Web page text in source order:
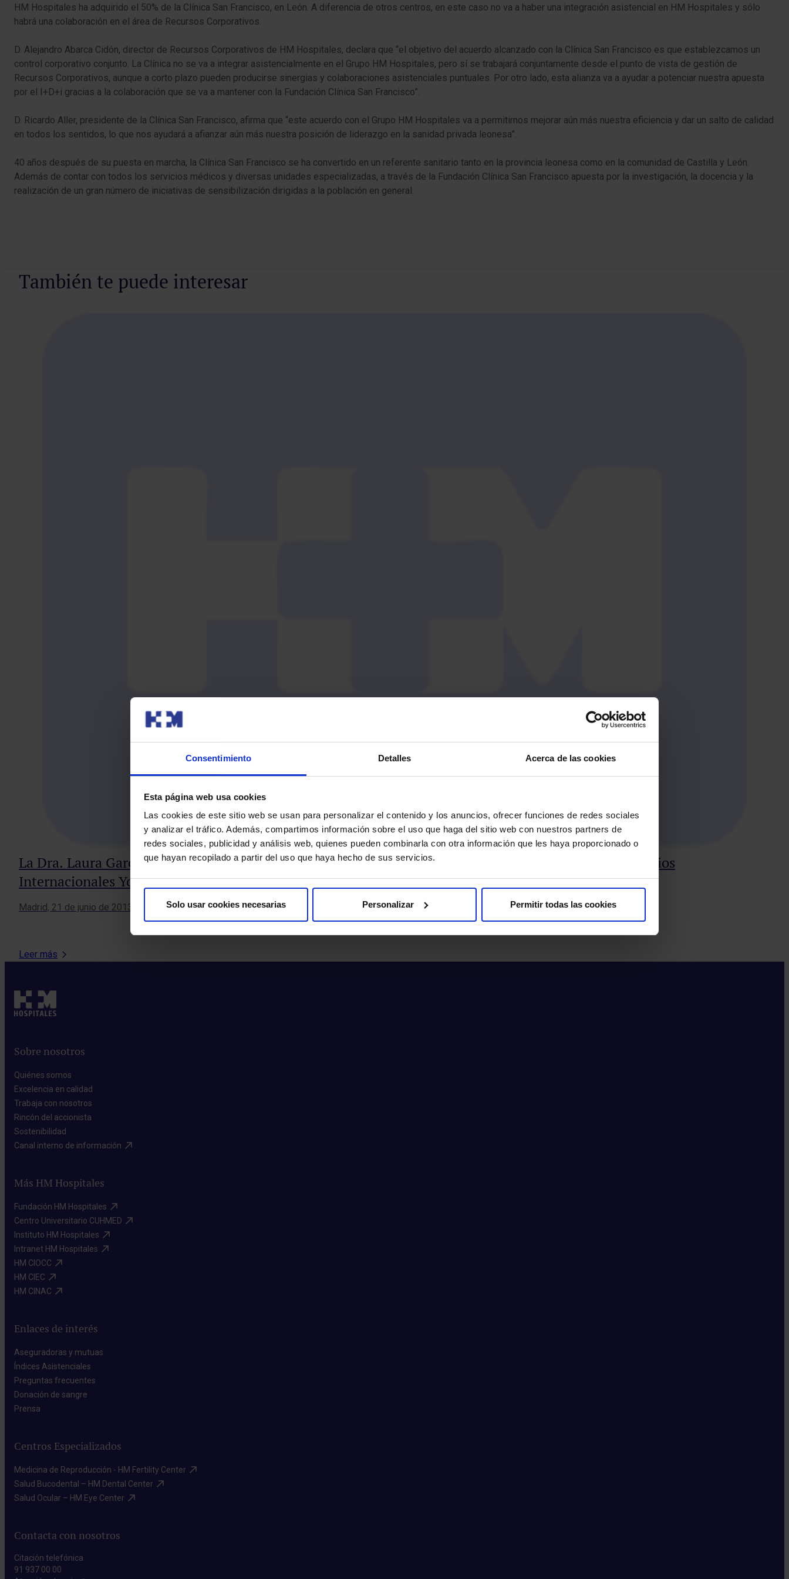
Consentimiento Detalles Acerca de las cookies
Esta página web usa cookies
Las cookies de este sitio web se usan para personalizar el contenido y los anuncios, ofrecer funciones de redes sociales
y analizar el tráfico. Además, compartimos información sobre el uso que haga del sitio web con nuestros partners de
redes sociales, publicidad y análisis web, quienes pueden combinarla con otra información que les haya proporcionado o
que hayan recopilado a partir del uso que haya hecho de sus servicios.
Solo usar cookies necesarias Personalizar Permitir todas las cookies
HM Hospitales ha adquirido el 50% de la Clínica San Francisco, en León. A diferencia de otros centros, en este caso no va a haber una integración asistencial en HM Hospitales y sólo
habrá una colaboración en el área de Recursos Corporativos.
​​D. Alejandro Abarca Cidón, director de Recursos Corporativos de HM Hospitales, declara que “el objetivo del acuerdo alcanzado con la Clínica San Francisco es que establezcamos un
control corporativo conjunto. La Clínica no se va a integrar asistencialmente en el Grupo HM Hospitales, pero sí se trabajará conjuntamente desde el punto de vista de gestión de
Recursos Corporativos, aunque a corto plazo pueden producirse sinergias y colaboraciones asistenciales puntuales. Por otro lado, esta alianza va a ayudar a potenciar nuestra apuesta
por el I+D+i gracias a la colaboración que se va a mantener con la Fundación Clínica San Francisco”.
D. Ricardo Aller, presidente de la Clínica San Francisco, afirma que “este acuerdo con el Grupo HM Hospitales va a permitirnos mejorar aún más nuestra eficiencia y dar un salto de calidad
en todos los sentidos, lo que nos ayudará a afianzar aún más nuestra posición de liderazgo en la sanidad privada leonesa”.
40 años después de su puesta en marcha, la Clínica San Francisco se ha convertido en un referente sanitario tanto en la provincia leonesa como en la comunidad de Castilla y León.
Además de contar con todos los servicios médicos y diversas unidades especializadas, a través de la Fundación Clínica San Francisco apuesta por la investigación, la docencia y la
realización de un gran número de iniciativas de sensibilización dirigidas a la población en general.
También te puede interesar
La Dra. Laura García Estévez, Directora de la Unidad de Mama del CIOCC, galardonada en los VIII Premios
Internacionales Yo Dona por su labor profesional
Madrid, 21 de junio de 2013. La Dra. Laura García Estévez, directora de la Unidad de Mama del Centro Integral Oncológico…
Leer más
Sobre nosotros
Quiénes somos​
Excelencia en calidad​
Trabaja con nosotros​
Rincón del accionista​
Sostenibilidad​
Canal interno de información​
Más HM Hospitales
Fundación HM Hospitales​
Centro Universitario CUHMED​
Instituto HM Hospitales​
Intranet HM Hospitales​
HM CIOCC​
HM CIEC​
HM CINAC​
Enlaces de interés
Aseguradoras y mutuas​
Índices Asistenciales​
Preguntas frecuentes​
Donación de sangre​
Prensa​
Centros Especializados
Medicina de Reproducción - HM Fertility Center​
Salud Bucodental – HM Dental Center​
Salud Ocular – HM Eye Center​
Contacta con nosotros
Citación telefónica
91 937 00 00